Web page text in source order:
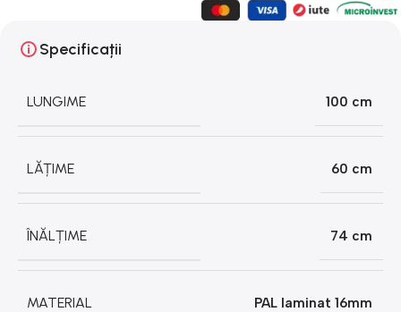
Specificații
LUNGIME 100 cm
LĂȚIME 60 cm
ÎNĂLȚIME 74 cm
MATERIAL PAL laminat 16mm